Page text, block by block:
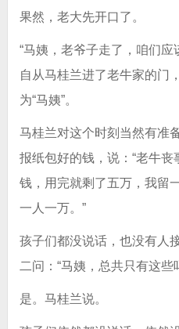
果然，老大先开口了。
“马姨，老爷子走了，咱们
自从马桂兰进了老牛家的门
为“马姨”。
马桂兰对这个时刻当然有准
报纸包好的钱，说：“老牛
钱，用完就剩了五万，我留
一人一万。”
孩子们都没说话，也没有人
二问：“马姨，总共只有这些
是。马桂兰说。